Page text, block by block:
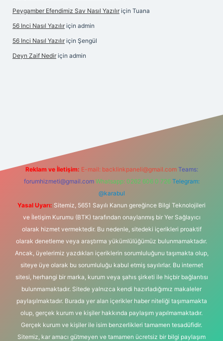
Peygamber Efendimiz Sav Nasıl Yazılır için Tuana
56 Inci Nasıl Yazılır için admin
56 Inci Nasıl Yazılır için Şengül
Deyn Zaif Nedir için admin
Reklam ve İletişim: E-mail: backlinkpaneli@gmail.com Teams:
forumhizmeti@gmail.com Whatsapp: 0262 606 0 726 Telegram:
@karabul
Yasal Uyarı: Sitemiz, 5651 Sayılı Kanun gereğince Bilgi Teknolojileri
ve İletişim Kurumu (BTK) tarafından onaylanmış bir Yer Sağlayıcı
olarak hizmet vermektedir. Bu nedenle, sitedeki içerikleri proaktif
olarak denetleme veya araştırma yükümlülüğümüz bulunmamaktadır.
Ancak, üyelerimiz yazdıkları içeriklerin sorumluluğunu taşımakta olup,
siteye üye olarak bu sorumluluğu kabul etmiş sayılırlar. Bu internet
sitesi, herhangi bir marka, kurum veya şahıs şirketi ile hiçbir bağlantısı
bulunmamaktadır. Sitede yalnızca kendi hazırladığımız makaleler
paylaşılmaktadır. Burada yer alan içerikler haber niteliği taşımamakta
olup, gerçek kurum ve kişiler hakkında paylaşım yapılmamaktadır.
Gerçek kurum ve kişiler ile isim benzerlikleri tamamen tesadüfidir.
Sitemiz, kar amacı gütmeyen ve tamamen ücretsiz bir bilgi paylaşım